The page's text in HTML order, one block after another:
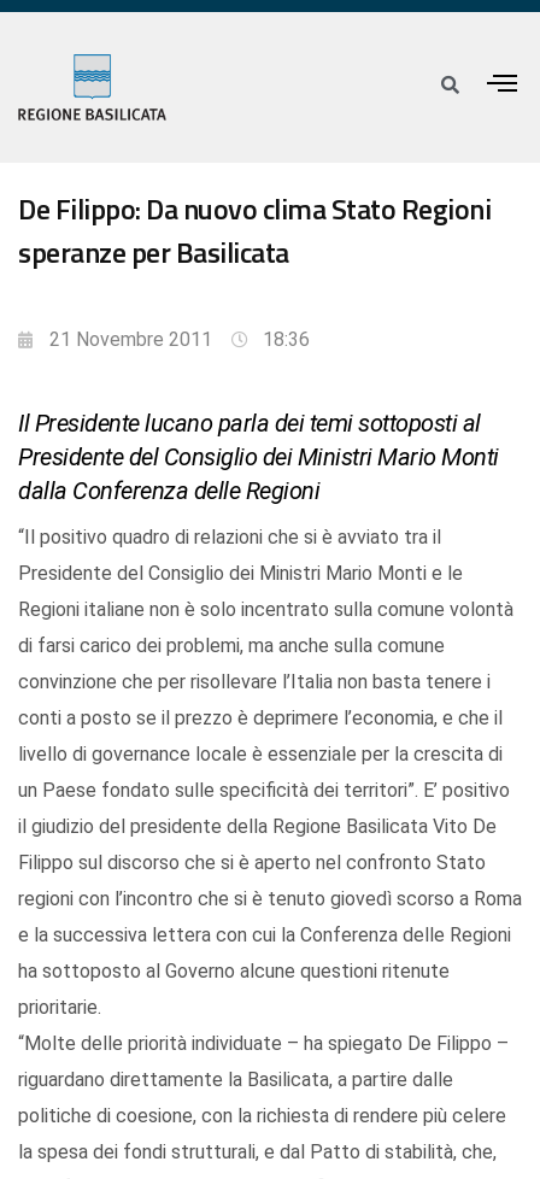
De Filippo: Da nuovo clima Stato Regioni
speranze per Basilicata
21 Novembre 2011 18:36
Il Presidente lucano parla dei temi sottoposti al
Presidente del Consiglio dei Ministri Mario Monti
dalla Conferenza delle Regioni
“Il positivo quadro di relazioni che si è avviato tra il
Presidente del Consiglio dei Ministri Mario Monti e le
Regioni italiane non è solo incentrato sulla comune volontà
di farsi carico dei problemi, ma anche sulla comune
convinzione che per risollevare l’Italia non basta tenere i
conti a posto se il prezzo è deprimere l’economia, e che il
livello di governance locale è essenziale per la crescita di
un Paese fondato sulle specificità dei territori”. E’ positivo
il giudizio del presidente della Regione Basilicata Vito De
Filippo sul discorso che si è aperto nel confronto Stato
regioni con l’incontro che si è tenuto giovedì scorso a Roma
e la successiva lettera con cui la Conferenza delle Regioni
ha sottoposto al Governo alcune questioni ritenute
prioritarie.
“Molte delle priorità individuate – ha spiegato De Filippo –
riguardano direttamente la Basilicata, a partire dalle
politiche di coesione, con la richiesta di rendere più celere
la spesa dei fondi strutturali, e dal Patto di stabilità, che,